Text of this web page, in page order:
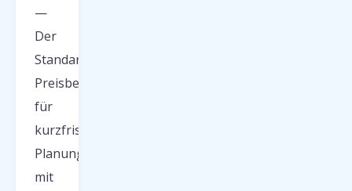
—
Der
Standard-
Preisbereich
für
kurzfristige
Planung
mit